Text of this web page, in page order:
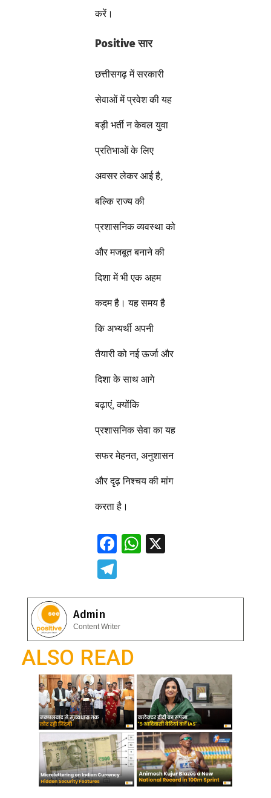
करें।
Positive सार
छत्तीसगढ़ में सरकारी
सेवाओं में प्रवेश की यह
बड़ी भर्ती न केवल युवा
प्रतिभाओं के लिए
अवसर लेकर आई है,
बल्कि राज्य की
प्रशासनिक व्यवस्था को
और मजबूत बनाने की
दिशा में भी एक अहम
कदम है। यह समय है
कि अभ्यर्थी अपनी
तैयारी को नई ऊर्जा और
दिशा के साथ आगे
बढ़ाएं, क्योंकि
प्रशासनिक सेवा का यह
सफर मेहनत, अनुशासन
और दृढ़ निश्चय की मांग
करता है।
F
b
o
o
k
W
s
p
gr
a
m
Admin
Content Writer
ALSO READ